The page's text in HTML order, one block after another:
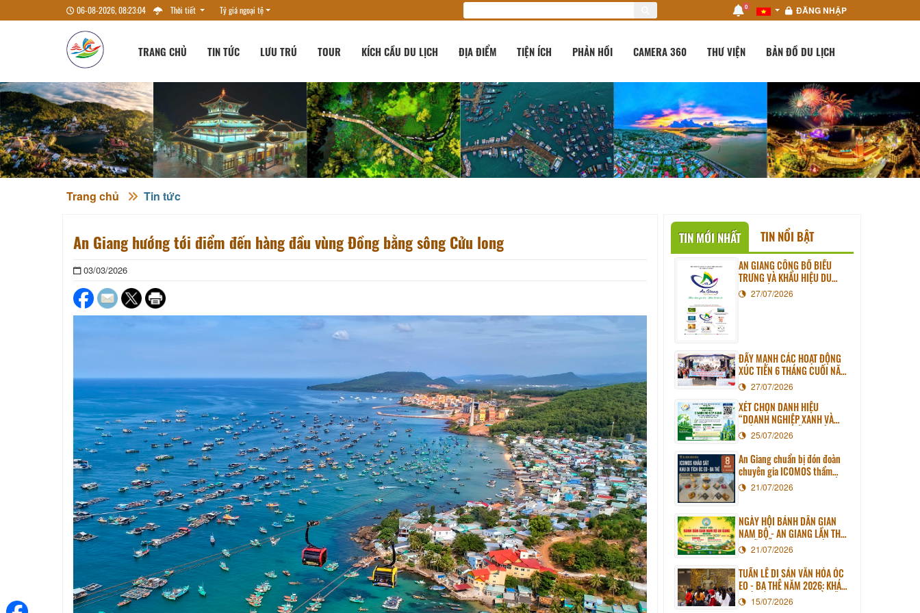
06-08-2026, 08:23:05 Thời tiết Tỷ giá ngoại tệ 0 ĐĂNG NHẬP
TRANG CHỦ TIN TỨC LƯU TRÚ TOUR KÍCH CẦU DU LỊCH ĐỊA ĐIỂM TIỆN ÍCH PHẢN HỒI CAMERA 360 THƯ VIỆN BẢN ĐỒ DU LỊCH
Trang chủ Tin tức
An Giang hướng tới điểm đến hàng đầu vùng Đồng bằng sông Cửu long
03/03/2026
TIN MỚI NHẤT TIN NỔI BẬT
AN GIANG CÔNG BỐ BIỂU
TRƯNG VÀ KHẨU HIỆU DU
LỊCH MỚI
27/07/2026
ĐẨY MẠNH CÁC HOẠT ĐỘNG
XÚC TIẾN 6 THÁNG CUỐI NĂM
202627/07/2026
XÉT CHỌN DANH HIỆU
“DOANH NGHIỆP XANH VÀ
TRÁCH NHIỆM XÃ HỘI TỈNH AN
GIANG” NĂM 2026
25/07/2026
An Giang chuẩn bị đón đoàn
chuyên gia ICOMOS thẩm
định Hồ sơ Di sản thế giới Óc
Eo - Ba Thê
21/07/2026
NGÀY HỘI BÁNH DÂN GIAN
NAM BỘ - AN GIANG LẦN THỨ
III SẼ DIỄN RA TẠI PHƯỜNG
LONG XUYÊN
21/07/2026
TUẦN LỄ DI SẢN VĂN HÓA ÓC
EO - BA THÊ NĂM 2026: KHÁM
PHÁ NỀN VĂN MINH CỔ GIỮA
LÒNG AN GIANG HIỆN ĐẠI
15/07/2026